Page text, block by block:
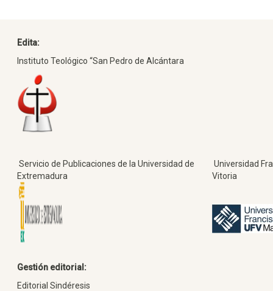
Edita:
Instituto Teológico “San Pedro de Alcántara
Servicio de Publicaciones de la Universidad de
Extremadura
Universidad
Vitoria
Gestión editorial:
Editorial Sindéresis